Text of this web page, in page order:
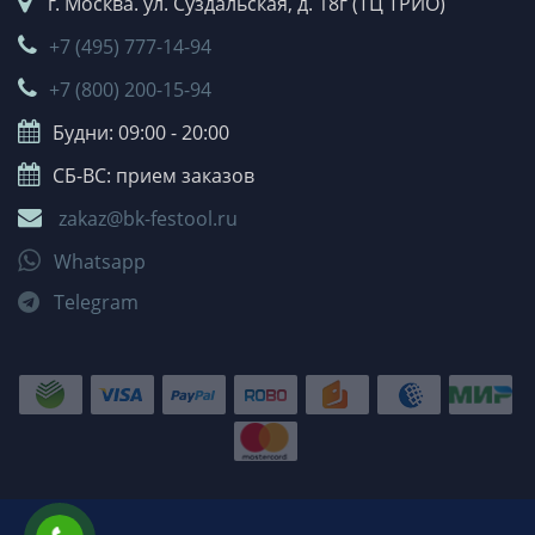
+7 (495) 777-14-94
+7 (800) 200-15-94
Будни: 09:00 - 20:00
СБ-ВС: прием заказов
zakaz@bk-festool.ru
Whatsapp
Telegram